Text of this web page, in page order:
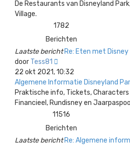
De Restaurants van Disneyland
Village.
1782
Berichten
Laatste bericht Re: Eten met
door Tess81
laatste
bericht
22 okt 2021, 10:32
Algemene Informatie Disneyland
Praktische info, Tickets,
Financieel, Rundisney en
11516
Berichten
Laatste bericht Re: Algemene